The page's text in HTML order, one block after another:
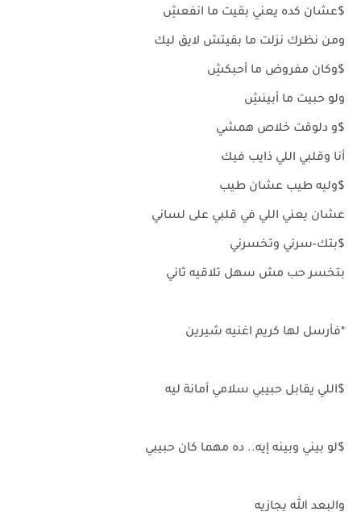
$عشان كده يعني بقيت ما انفعشِ
ومن نظرك نزلت ما بقيتش لايق ليك
$وكان مفروض ما أحبكشِ
ولو حبيت ما أبينشِ
$و دلوقت خلاص همشي
أنا وقلبي اللي ذايب فيك
$وليه طيب عشان طيب
عشان يعني اللي في قلبي على لساني
$بتك-سرني وتخسرني
بتخسر حب مش سهل تلاقيه ثاني
*فأرسل لها كريم اغنيه شيرين
$اللي يقابل حبيبي سلامي أمانة ليه
$لو بيني وبينه إيه.. ده مهما كان حبيبي
والبعد الله يجازيه